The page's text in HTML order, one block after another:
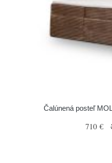
Čalúnená posteľ
710 €